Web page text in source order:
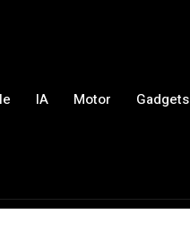
IA Motor Gadgets